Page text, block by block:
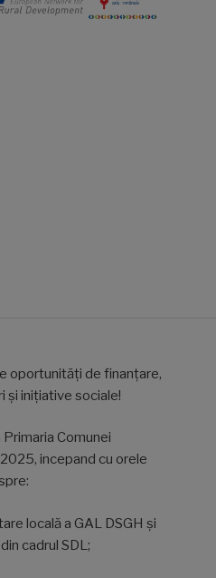
oportunități de finanţare,
și inițiative sociale!
Comunei
incepand cu orele
locală a GAL DSGH și
cadrul SDL;